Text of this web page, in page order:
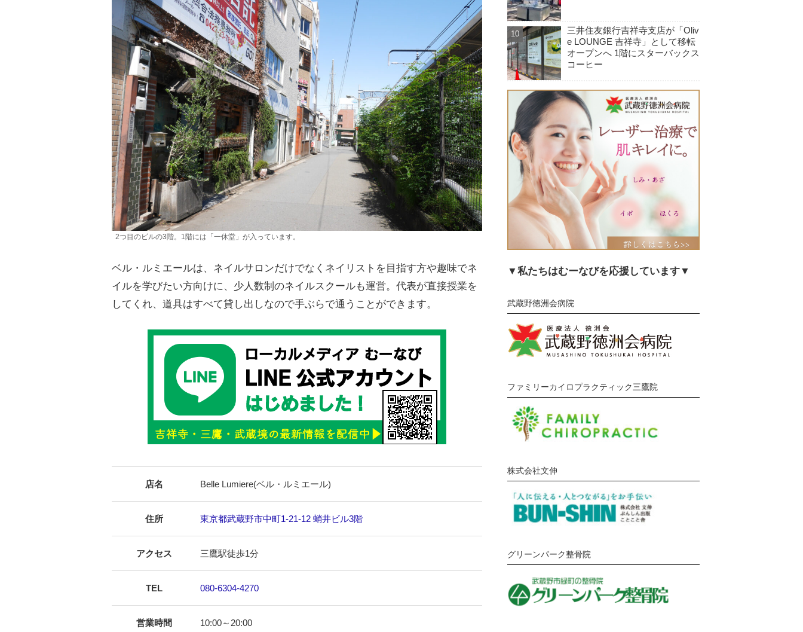
2つ目のビルの3階。1階には「一休堂」が入っています。
ベル・ルミエールは、ネイルサロンだけでなくネイリストを目指す方や趣味でネ
イルを学びたい方向けに、少人数制のネイルスクールも運営。代表が直接授業を
してくれ、道具はすべて貸し出しなので手ぶらで通うことができます。
店名 Belle Lumiere(ベル・ルミエール)
住所 東京都武蔵野市中町1-21-12 蛸井ビル3階
アクセス 三鷹駅徒歩1分
TEL 080-6304-4270
営業時間 10:00～20:00
三井住友銀行吉祥寺支店が「Oliv
e LOUNGE 吉祥寺」として移転
オープンへ 1階にスターバックス
コーヒー
▼私たちはむーなびを応援しています▼
武蔵野徳洲会病院
ファミリーカイロプラクティック三鷹院
株式会社文伸
グリーンパーク整骨院